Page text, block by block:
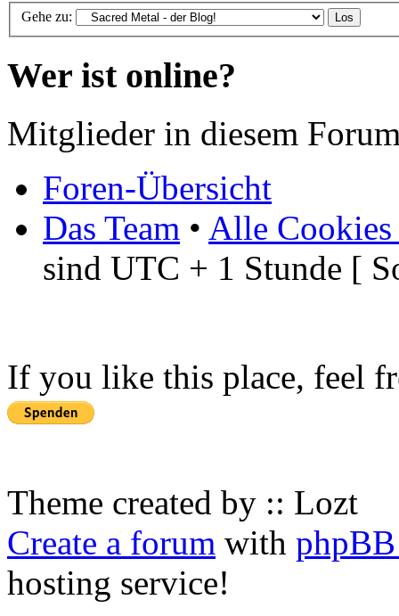
Gehe zu:
Wer ist online?
Mitglieder in diesem
Foren-Übersicht
Das Team • Alle Cookies
sind UTC + 1 Stunde [
If you like this place, feel
Theme created by :: Lozt
Create a forum with
hosting service!